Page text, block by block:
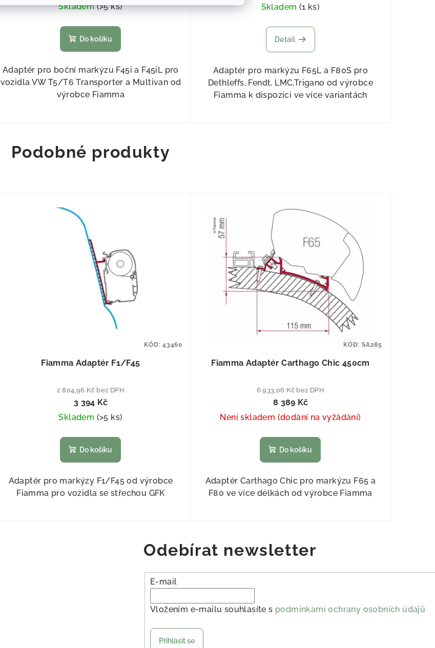
Skladem(>5 ks)
Do košíku
Adaptér pro boční markýzu F45i a F45iL pro
vozidla VW T5/T6 Transporter a Multivan od
výrobce Fiamma
Skladem (1 ks)
Detail
Adaptér pro markýzu F65L a F80S pro
Dethleffs, Fendt, LMC,Trigano od výrobce
Fiamma k dispozici ve více variantách
Podobné produkty
Fiamma Adaptér F1/F45
2 804,96 Kč bez DPH
3 394 Kč
Skladem (>5 ks)
Do košíku
Adaptér pro markýzy F1/F45 od výrobce
Fiamma pro vozidla se střechou GFK
KÓD: 43460
Fiamma Adaptér Carthago Chic 450cm
6 933,06 Kč bez DPH
8 389 Kč
Není skladem (dodání na vyžádání)
Do košíku
Adaptér Carthago Chic pro markýzu F65 a
F80 ve více délkách od výrobce Fiamma
KÓD: SA285
Odebírat newsletter
E-mail
Vložením e-mailu souhlasíte s podmínkami ochrany osobních údajů
Přihlásit se